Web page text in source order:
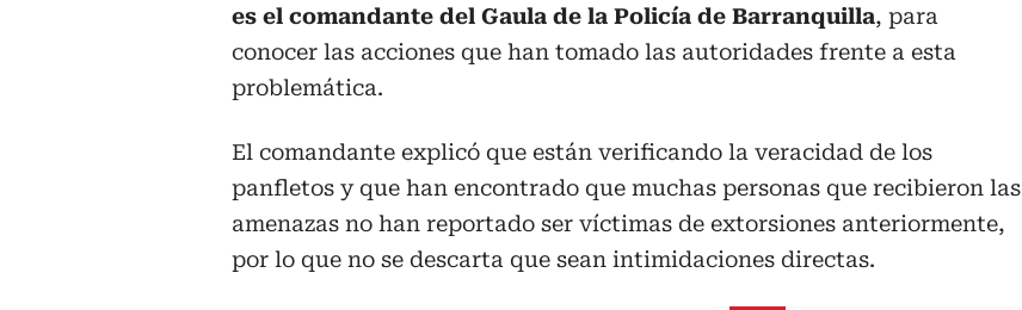
es el comandante del Gaula de la Policía de Barranquilla, para
conocer las acciones que han tomado las autoridades frente a esta
problemática.
El comandante explicó que están verificando la veracidad de los
panfletos y que han encontrado que muchas personas que recibieron las
amenazas no han reportado ser víctimas de extorsiones anteriormente,
por lo que no se descarta que sean intimidaciones directas.